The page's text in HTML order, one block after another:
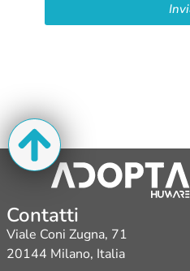
Contatti
Viale Coni Zugna, 71
20144 Milano, Italia